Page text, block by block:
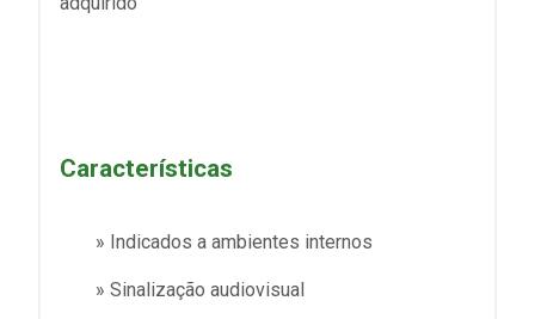
Características
» Indicados a ambientes internos
» Sinalização audiovisual